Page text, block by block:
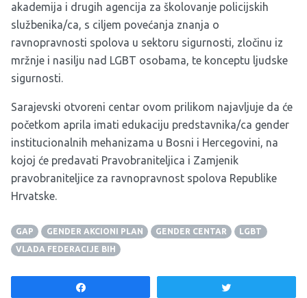
akademija i drugih agencija za školovanje policijskih
službenika/ca, s ciljem povećanja znanja o
ravnopravnosti spolova u sektoru sigurnosti, zločinu iz
mržnje i nasilju nad LGBT osobama, te konceptu ljudske
sigurnosti.
Sarajevski otvoreni centar ovom prilikom najavljuje da će
početkom aprila imati edukaciju predstavnika/ca gender
institucionalnih mehanizama u Bosni i Hercegovini, na
kojoj će predavati Pravobraniteljica i Zamjenik
pravobraniteljice za ravnopravnost spolova Republike
Hrvatske.
GAP GENDER AKCIONI PLAN GENDER CENTAR
LGBT
VLADA FEDERACIJE BIH